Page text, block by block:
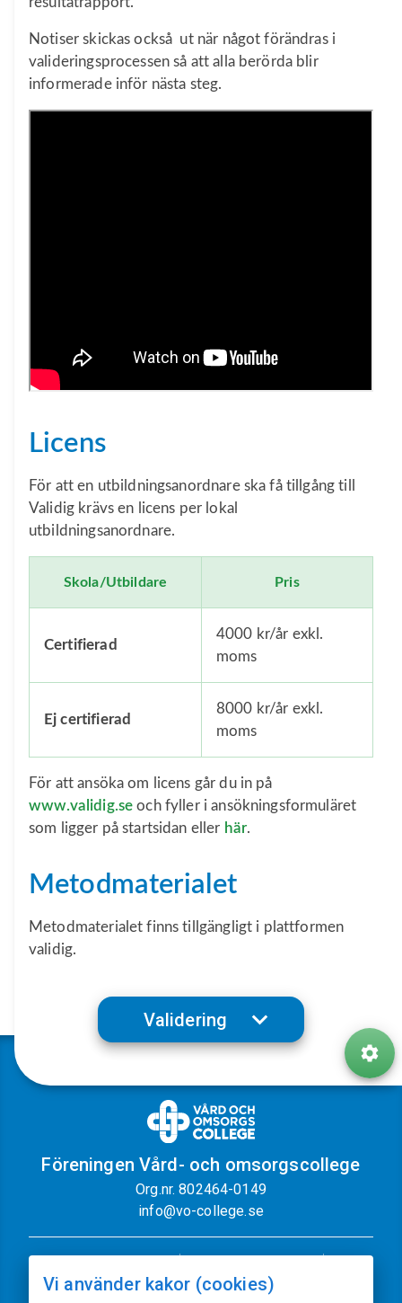
Notiser skickas också ut när något förändras i
valideringsprocessen så att alla berörda blir
informerade inför nästa steg.
Licens
För att en utbildningsanordnare ska få tillgång till
Validig krävs en licens per lokal
utbildningsanordnare.
Skola/Utbildare Pris
Certifierad
4000 kr/år exkl.
moms
Ej certifierad
8000 kr/år exkl.
moms
För att ansöka om licens går du in på
www.validig.seoch fyller i ansökningsformuläret
som ligger på startsidan eller här.
Metodmaterialet
Metodmaterialet finns tillgängligt i plattformen
validig.
Validering
Föreningen Vård- och omsorgscollege
Org.nr. 802464-0149
info@vo-college.se
Sajtkarta
Vi använder kakor (cookies)